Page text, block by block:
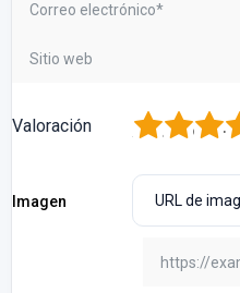
Valoración 4
3
2
Imagen